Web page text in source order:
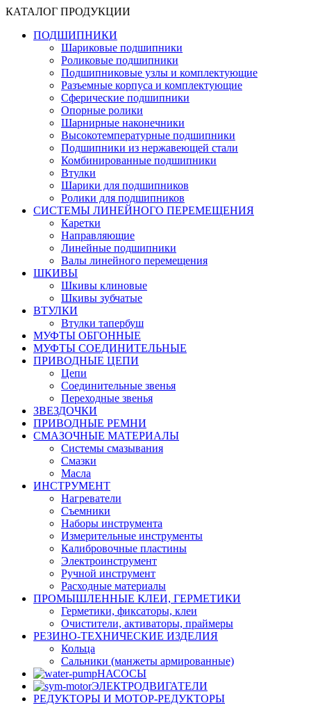
КАТАЛОГ ПРОДУКЦИИ
ПОДШИПНИКИ
Шариковые подшипники
Роликовые подшипники
Подшипниковые узлы и комплектующие
Разъемные корпуса и комплектующие
Сферические подшипники
Опорные ролики
Шарнирные наконечники
Высокотемпературные подшипники
Подшипники из нержавеющей стали
Комбинированные подшипники
Втулки
Шарики для подшипников
Ролики для подшипников
СИСТЕМЫ ЛИНЕЙНОГО ПЕРЕМЕЩЕНИЯ
Каретки
Направляющие
Линейные подшипники
Валы линейного перемещения
ШКИВЫ
Шкивы клиновые
Шкивы зубчатые
ВТУЛКИ
Втулки тапербуш
МУФТЫ ОБГОННЫЕ
МУФТЫ СОЕДИНИТЕЛЬНЫЕ
ПРИВОДНЫЕ ЦЕПИ
Цепи
Соединительные звенья
Переходные звенья
ЗВЕЗДОЧКИ
ПРИВОДНЫЕ РЕМНИ
СМАЗОЧНЫЕ МАТЕРИАЛЫ
Системы смазывания
Смазки
Масла
ИНСТРУМЕНТ
Нагреватели
Съемники
Наборы инструмента
Измерительные инструменты
Калибровочные пластины
Электроинструмент
Ручной инструмент
Расходные материалы
ПРОМЫШЛЕННЫЕ КЛЕИ, ГЕРМЕТИКИ
Герметики, фиксаторы, клеи
Очистители, активаторы, праймеры
РЕЗИНО-ТЕХНИЧЕСКИЕ ИЗДЕЛИЯ
Кольца
Сальники (манжеты армированные)
НАСОСЫ
ЭЛЕКТРОДВИГАТЕЛИ
РЕДУКТОРЫ И МОТОР-РЕДУКТОРЫ